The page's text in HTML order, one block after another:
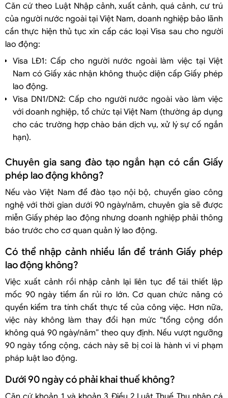
Căn cứ theo Luật Nhập cảnh, xuất cảnh, quá cảnh, cư trú
của người nước ngoài tại Việt Nam, doanh nghiệp bảo lãnh
cần thực hiện thủ tục xin cấp các loại Visa sau cho người
lao động:
Visa LĐ1: Cấp cho người nước ngoài làm việc tại Việt
Nam có Giấy xác nhận không thuộc diện cấp Giấy phép
lao động.
Visa DN1/DN2: Cấp cho người nước ngoài vào làm việc
với doanh nghiệp, tổ chức tại Việt Nam (thường áp dụng
cho các trường hợp chào bán dịch vụ, xử lý sự cố ngắn
hạn).
Chuyên gia sang đào tạo ngắn hạn có cần Giấy
phép lao động không?
Nếu vào Việt Nam để đào tạo nội bộ, chuyển giao công
nghệ với thời gian dưới 90 ngày/năm, chuyên gia sẽ được
miễn Giấy phép lao động nhưng doanh nghiệp phải thông
báo trước cho cơ quan quản lý lao động.
Có thể nhập cảnh nhiều lần để tránh Giấy phép
lao động không?
Việc xuất cảnh rồi nhập cảnh lại liên tục để tái thiết lập
mốc 90 ngày tiềm ẩn rủi ro lớn. Cơ quan chức năng có
quyền kiểm tra tính chất thực tế của công việc. Hơn nữa,
việc này không làm thay đổi hạn mức “tổng cộng dồn
không quá 90 ngày/năm” theo quy định. Nếu vượt ngưỡng
90 ngày tổng cộng, cách này sẽ bị coi là hành vi vi phạm
pháp luật lao động.
Dưới 90 ngày có phải khai thuế không?